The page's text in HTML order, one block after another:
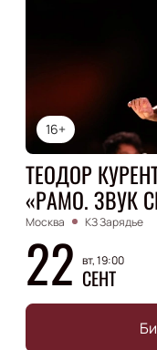
16+
ТЕОДОР
«РАМО. ЗВУК
Москва КЗ Зарядье
22 вт, 19:00
СЕНТ